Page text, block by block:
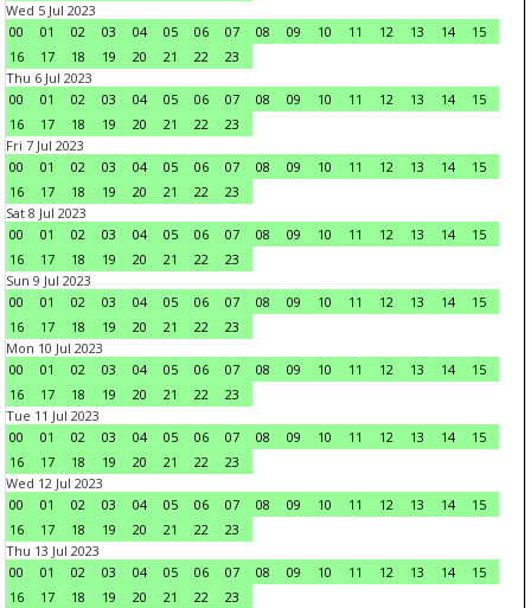
Wed 5 Jul 2023
00
01 02 03 04 05 06 07 08 09 10 11 12 13 14
15
16
17 18 19 20 21 22
23
Thu 6 Jul 2023
00
01 02 03 04 05 06 07 08 09 10 11 12 13 14
15
16
17 18 19 20 21 22
23
Fri 7 Jul 2023
00
01 02 03 04 05 06 07 08 09 10 11 12 13 14
15
16
17 18 19 20 21 22
23
Sat 8 Jul 2023
00
01 02 03 04 05 06 07 08 09 10 11 12 13 14
15
16
17 18 19 20 21 22
23
Sun 9 Jul 2023
00
01 02 03 04 05 06 07 08 09 10 11 12 13 14
15
16
17 18 19 20 21 22
23
Mon 10 Jul 2023
00
01 02 03 04 05 06 07 08 09 10 11 12 13 14
15
16
17 18 19 20 21 22
23
Tue 11 Jul 2023
00
01 02 03 04 05 06 07 08 09 10 11 12 13 14
15
16
17 18 19 20 21 22
23
Wed 12 Jul 2023
00
01 02 03 04 05 06 07 08 09 10 11 12 13 14
15
16
17 18 19 20 21 22
23
Thu 13 Jul 2023
00
01 02 03 04 05 06 07 08 09 10 11 12 13 14
15
16
17 18 19 20 21 22
23